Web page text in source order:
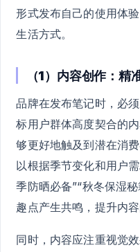
形式发布自己的使用体
生活方式。
（1）内容创作：精
品牌在发布笔记时，必
标用户群体高度契合的
够更好地触及到潜在消
以根据季节变化和用户
季防晒必备”“秋冬保湿
趣点产生共鸣，提升内容
同时，内容应注重视觉